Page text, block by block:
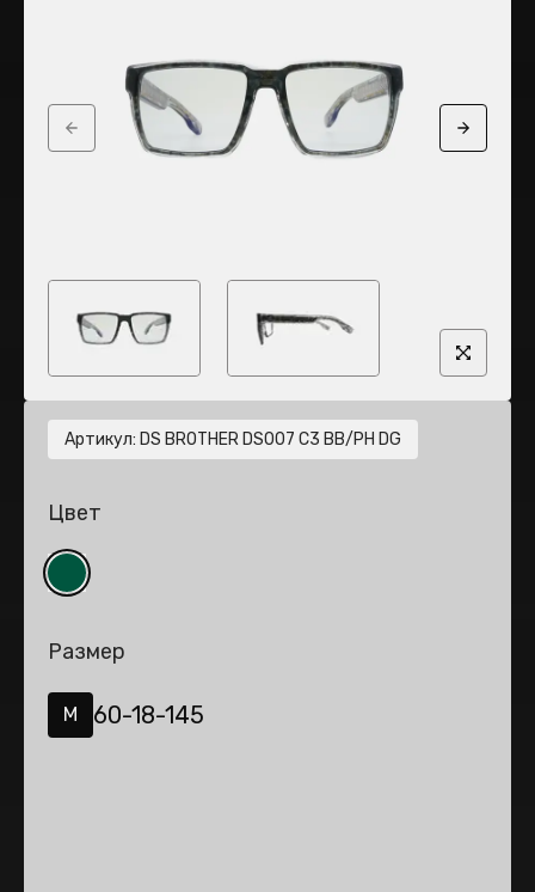
Previous slide Next
Артикул: DS BROTHER DS007 C3 BB/PH DG
Цвет
Размер
M 60-18-145